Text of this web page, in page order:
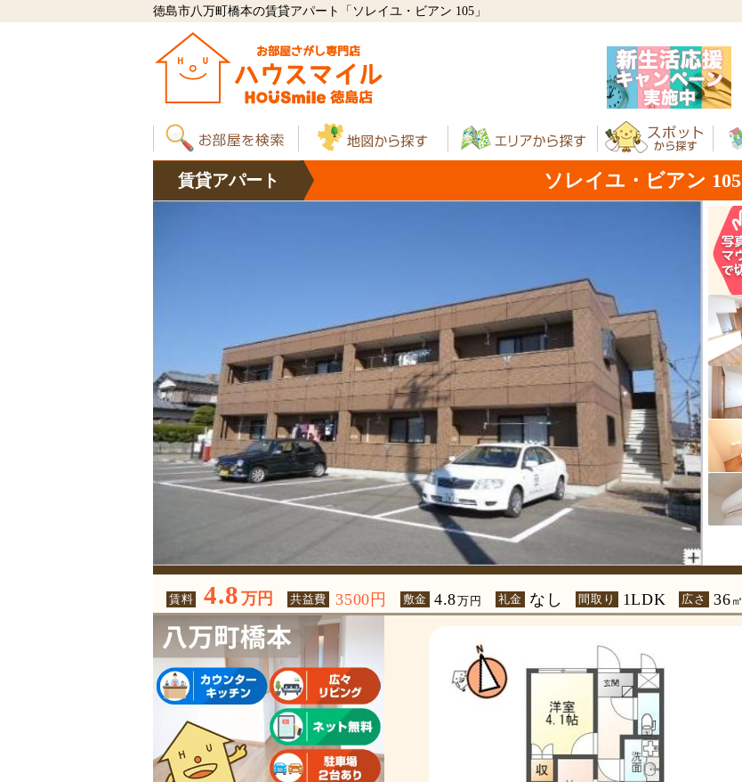
徳島市八万町橋本の賃貸アパート「ソレイユ・ビアン 105」
賃貸アパート ソレイユ・ビアン 105
賃料 4.8 万円 共益費 3500円 敷金 4.8 万円 礼金 なし 間取り 1LDK 広さ 36 ㎡